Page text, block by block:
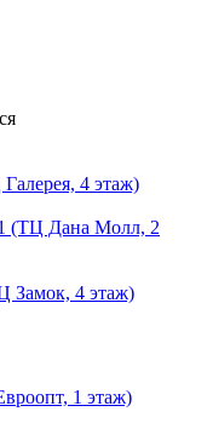
4 этаж)
(ТЦ Дана Молл, 2
Замок, 4 этаж)
1 этаж)